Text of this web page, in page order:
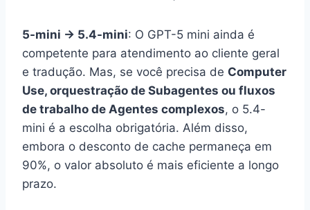
5-mini → 5.4-mini: O GPT-5 mini ainda é
competente para atendimento ao cliente geral
e tradução. Mas, se você precisa de Computer
Use, orquestração de Subagentes ou fluxos
de trabalho de Agentes complexos, o 5.4-
mini é a escolha obrigatória. Além disso,
embora o desconto de cache permaneça em
90%, o valor absoluto é mais eficiente a longo
prazo.